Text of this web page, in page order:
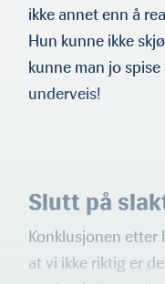
ikke annet enn å
Hun kunne ikke
kunne man jo
underveis!
Slutt på
Konklusjonen etter
at vi ikke riktig er